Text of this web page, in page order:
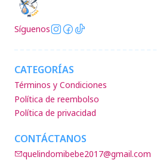
Síguenos
CATEGORÍAS
Términos y Condiciones
Política de reembolso
Política de privacidad
CONTÁCTANOS
quelindomibebe2017@gmail.com